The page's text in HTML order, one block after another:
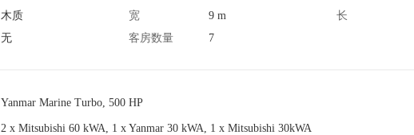
木质 宽 9 m 长
无 客房数量 7
Yanmar Marine Turbo, 500 HP
2 x Mitsubishi 60 kWA, 1 x Yanmar 30 kWA, 1 x Mitsubishi 30kWA